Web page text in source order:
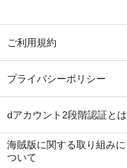
ご利用規約
プライバシーポリシー
dアカウント2段階認証とは
海賊版に関する取り組みに
ついて